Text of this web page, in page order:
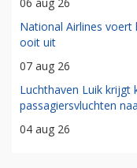
National Airlines
ooit uit
07 aug 26
Luchthaven Luik
passagiersvluchten
04 aug 26